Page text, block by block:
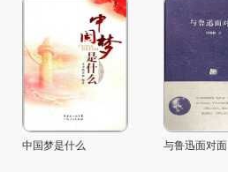
中国梦是什么 与鲁迅面对面